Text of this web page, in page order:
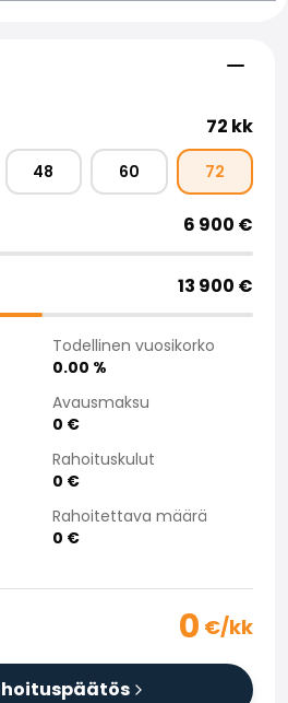
72 kk
48 60 72
6 900 €
13 900 €
Todellinen vuosikorko
0.00 %
Avausmaksu
0 €
Rahoituskulut
0 €
Rahoitettava määrä
0 €
0 €/kk